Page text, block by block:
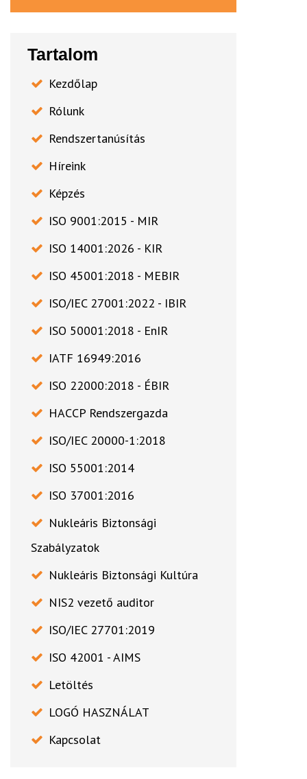
Tartalom
Kezdőlap
Rólunk
Rendszertanúsítás
Híreink
Képzés
ISO 9001:2015 - MIR
ISO 14001:2026 - KIR
ISO 45001:2018 - MEBIR
ISO/IEC 27001:2022 - IBIR
ISO 50001:2018 - EnIR
IATF 16949:2016
ISO 22000:2018 - ÉBIR
HACCP Rendszergazda
ISO/IEC 20000-1:2018
ISO 55001:2014
ISO 37001:2016
Nukleáris Biztonsági
Szabályzatok
Nukleáris Biztonsági Kultúra
NIS2 vezető auditor
ISO/IEC 27701:2019
ISO 42001 - AIMS
Letöltés
LOGÓ HASZNÁLAT
Kapcsolat